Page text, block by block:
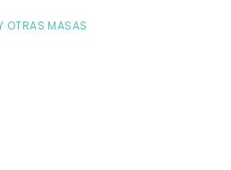
OTRAS MASAS